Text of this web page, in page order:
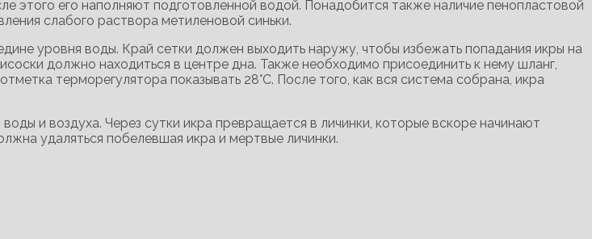
этого его наполняют подготовленной водой. Понадобится также наличие пенопластовой
слабого раствора метиленовой синьки.
уровня воды. Край сетки должен выходить наружу, чтобы избежать попадания икры на
должно находиться в центре дна. Также необходимо присоединить к нему шланг,
терморегулятора показывать 28°С. После того, как вся система собрана, икра
и воздуха. Через сутки икра превращается в личинки, которые вскоре начинают
удаляться побелевшая икра и мертвые личинки.